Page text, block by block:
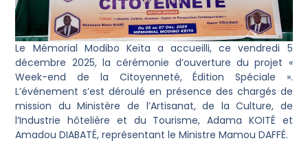
Le Mémorial Modibo Keïta a accueilli, ce vendredi 5
décembre 2025, la cérémonie d’ouverture du projet «
Week-end de la Citoyenneté, Édition Spéciale ».
L’événement s’est déroulé en présence des chargés de
mission du Ministère de l’Artisanat, de la Culture, de
l’Industrie hôtelière et du Tourisme, Adama KOITÉ et
Amadou DIABATÉ, représentant le Ministre Mamou DAFFÉ.